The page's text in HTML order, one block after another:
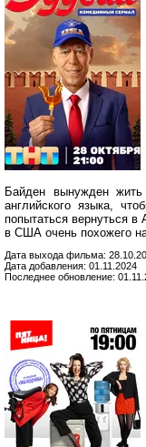
Байден вынужден
английского языка,
попытаться вернуться
в США очень похожего
Дата выхода фильма:
Дата добавления: 01.11.2024
Последнее обновление: